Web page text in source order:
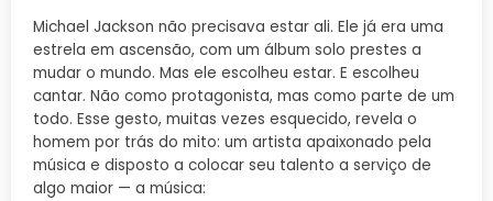
Michael Jackson não precisava estar ali. Ele já era uma
estrela em ascensão, com um álbum solo prestes a
mudar o mundo. Mas ele escolheu estar. E escolheu
cantar. Não como protagonista, mas como parte de um
todo. Esse gesto, muitas vezes esquecido, revela o
homem por trás do mito: um artista apaixonado pela
música e disposto a colocar seu talento a serviço de
algo maior — a música: